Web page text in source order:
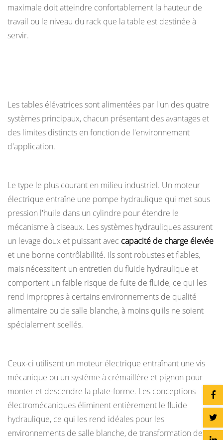
des
tables
élévatrices :
et
cas
d'utilisation
13
questions
sur
tables
élévatrices
13.1
élévatrice
peut-
elle
être
?
13.2
Quelle
est
la
maximale doit atteindre confortablement la hauteur de
travail ou le niveau du rack que la table est destinée à
servir.
Les tables élévatrices sont alimentées par l'un des quatre
systèmes principaux, chacun présentant des avantages et
des limites distincts en fonction de l'environnement
d'application.
Le type le plus courant en milieu industriel. Un moteur
électrique entraîne une pompe hydraulique qui met sous
pression l'huile dans un cylindre pour étendre le
mécanisme à ciseaux. Les systèmes hydrauliques assurent
un levage doux et puissant avec capacité de charge élevée
et une bonne contrôlabilité. Ils sont robustes et fiables,
mais nécessitent un entretien du fluide hydraulique et
comportent un faible risque de fuite de fluide, ce qui les
rend impropres à certains environnements de qualité
alimentaire ou de salle blanche, à moins qu'ils ne soient
spécialement scellés.
Ceux-ci utilisent un moteur électrique entraînant une vis
mécanique ou un système à crémaillère et pignon pour
monter et descendre la plate-forme. Les conceptions
électromécaniques éliminent entièrement le fluide
hydraulique, ce qui les rend idéales pour les
environnements de salle blanche, de transformation des